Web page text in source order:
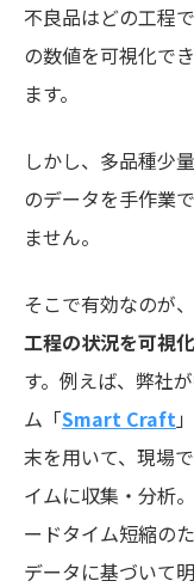
不良品はどの工程
の数値を可視化で
ます。
しかし、多品種少
のデータを手作業
ません。
そこで有効なのが、
工程の状況を可視
す。例えば、弊社
ム「Smart Craft
末を用いて、現場
イムに収集・分析
ードタイム短縮の
データに基づいて